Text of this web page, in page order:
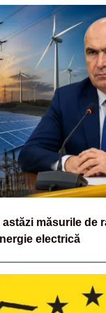
măsurile de
electrică